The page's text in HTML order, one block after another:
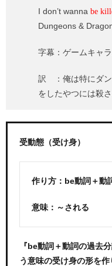
I don’t wanna be
Dungeons &
字幕：ゲームキャ
訳 ：俺は特にダン
をしたやつには殺
受動態（受け身）
作り方：be動詞＋動
意味：～される
『be動詞＋動詞の過去
う意味の受け身の形を作